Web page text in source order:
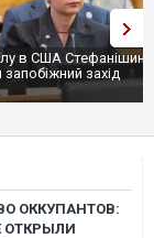
в США
захід
ОККУПАНТОВ:
ОТКРЫЛИ